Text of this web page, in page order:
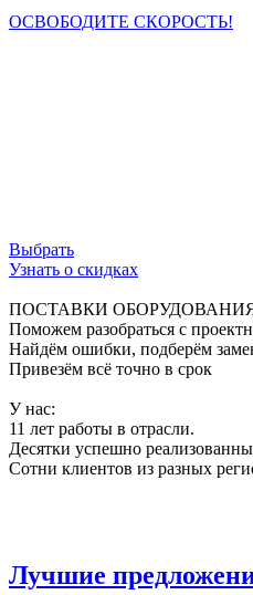
ОСВОБОДИТЕ СКОРОСТЬ!
Выбрать
Узнать о скидках
ПОСТАВКИ
Поможем разобраться с
Найдём ошибки, подберём
Привезём всё точно в срок
У нас:
11 лет работы в отрасли.
Десятки успешно
Сотни клиентов из разных
Лучшие